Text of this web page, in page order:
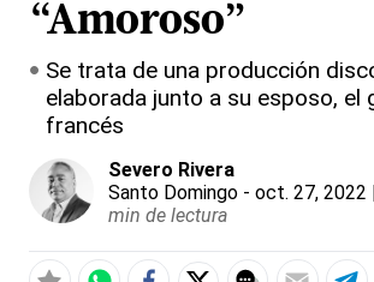
“Amoroso”
Se trata de una producción
elaborada junto a su esposo, el
francés
Severo Rivera
Santo Domingo - oct. 27, 2022
min de lectura